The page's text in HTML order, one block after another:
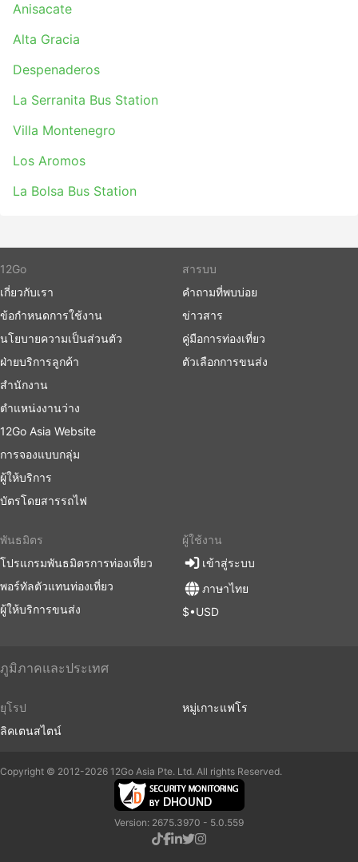
Anisacate
Alta Gracia
Despenaderos
La Serranita Bus Station
Villa Montenegro
Los Aromos
La Bolsa Bus Station
12Go
เกี่ยวกับเรา
ข้อกำหนดการใช้งาน
นโยบายความเป็นส่วนตัว
ฝ่ายบริการลูกค้า
สำนักงาน
ตำแหน่งงานว่าง
12Go Asia Website
การจองแบบกลุ่ม
ผู้ให้บริการ
บัตรโดยสารรถไฟ
สารบบ
คำถามที่พบบ่อย
ข่าวสาร
คู่มือการท่องเที่ยว
ตัวเลือกการขนส่ง
พันธมิตร
โปรแกรมพันธมิตรการท่องเที่ยว
พอร์ทัลตัวแทนท่องเที่ยว
ผู้ให้บริการขนส่ง
ผู้ใช้งาน
เข้าสู่ระบบ
ภาษาไทย
$•USD
ภูมิภาคและประเทศ
ยุโรป
ลิคเตนสไตน์
หมู่เกาะแฟโร
Copyright © 2012-2026 12Go Asia Pte. Ltd. All rights Reserved.
Version: 2675.3970 - 5.0.559